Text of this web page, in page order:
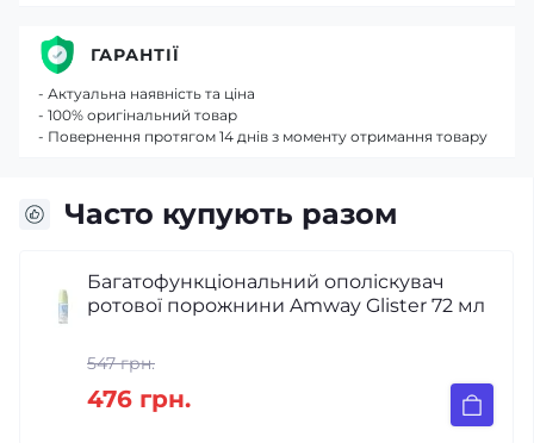
Часто купують разом
Багатофункціональний ополіскувач
ротової порожнини Amway Glister 72 мл
547 грн.
476 грн.
ГАРАНТІЇ
- Актуальна наявність та ціна
- 100% оригінальний товар
- Повернення протягом 14 днів з моменту отримання товару